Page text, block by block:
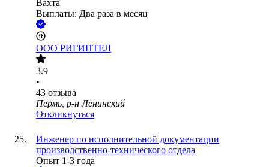
Вахта
Выплаты: Два раза в месяц
ООО РИГИНТЕЛ
3.9
•
43 отзыва
Пермь, р-н Ленинский
Откликнуться
Инженер по исполнительной документации
производственно-технического отдела
Опыт 1-3 года